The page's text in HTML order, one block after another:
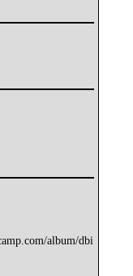
album/dbi